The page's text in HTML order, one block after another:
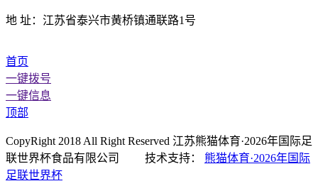
地 址：江苏省泰兴市黄桥镇通联路1号
首页
一键拨号
一键信息
顶部
CopyRight 2018 All Right Reserved 江苏熊猫体育·2026年国际足
联世界杯食品有限公司 技术支持： 熊猫体育·2026年国际
足联世界杯